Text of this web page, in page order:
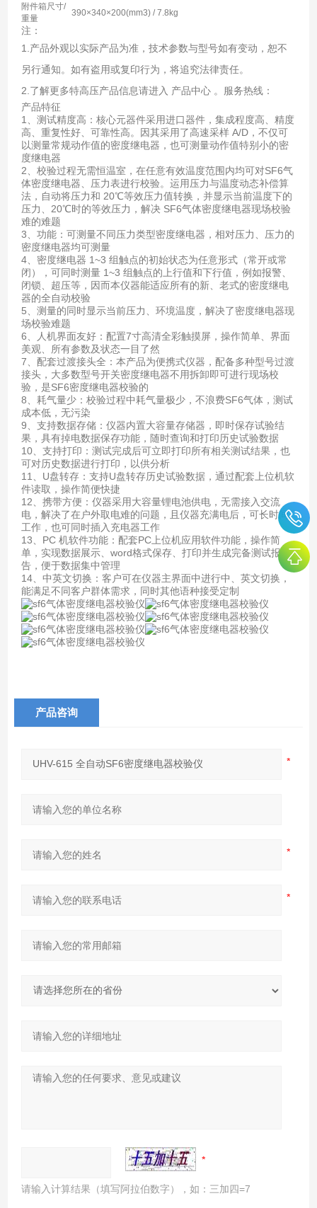
附件箱尺寸/
重量
390×340×200(mm3) / 7.8kg
注：
1.产品外观以实际产品为准，技术参数与型号如有变动，恕不
另行通知。如有盗用或复印行为，将追究法律责任。
2.了解更多特高压产品信息请进入 产品中心 。服务热线：
产品特征
1、测试精度高：核心元器件采用进口器件，集成程度高、精度
高、重复性好、可靠性高。因其采用了高速采样 A/D，不仅可
以测量常规动作值的密度继电器，也可测量动作值特别小的密
度继电器
2、校验过程无需恒温室，在任意有效温度范围内均可对SF6气
体密度继电器、压力表进行校验。运用压力与温度动态补偿算
法，自动将压力和 20℃等效压力值转换，并显示当前温度下的
压力、20℃时的等效压力，解决 SF6气体密度继电器现场校验
难的难题
3、功能：可测量不同压力类型密度继电器，相对压力、压力的
密度继电器均可测量
4、密度继电器 1~3 组触点的初始状态为任意形式（常开或常
闭），可同时测量 1~3 组触点的上行值和下行值，例如报警、
闭锁、超压等，因而本仪器能适应所有的新、老式的密度继电
器的全自动校验
5、测量的同时显示当前压力、环境温度，解决了密度继电器现
场校验难题
6、人机界面友好：配置7寸高清全彩触摸屏，操作简单、界面
美观、所有参数及状态一目了然
7、配套过渡接头全：本产品为便携式仪器，配备多种型号过渡
接头，大多数型号开关密度继电器不用拆卸即可进行现场校
验，是SF6密度继电器校验的
8、耗气量少：校验过程中耗气量极少，不浪费SF6气体，测试
成本低，无污染
9、支持数据存储：仪器内置大容量存储器，即时保存试验结
果，具有掉电数据保存功能，随时查询和打印历史试验数据
10、支持打印：测试完成后可立即打印所有相关测试结果，也
可对历史数据进行打印，以供分析
11、U盘转存：支持U盘转存历史试验数据，通过配套上位机软
件读取，操作简便快捷
12、携带方便：仪器采用大容量锂电池供电，无需接入交流
电，解决了在户外取电难的问题，且仪器充满电后，可长时间
工作，也可同时插入充电器工作
13、PC 机软件功能：配套PC上位机应用软件功能，操作简
单，实现数据展示、word格式保存、打印并生成完备测试报
告，便于数据集中管理
14、中英文切换：客户可在仪器主界面中进行中、英文切换，
能满足不同客户群体需求，同时其他语种接受定制
产品咨询
请输入计算结果（填写阿拉伯数字），如：三加四=7